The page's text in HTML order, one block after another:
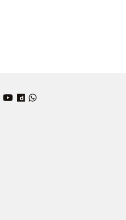
Instagram
YouTube
Dailymotion